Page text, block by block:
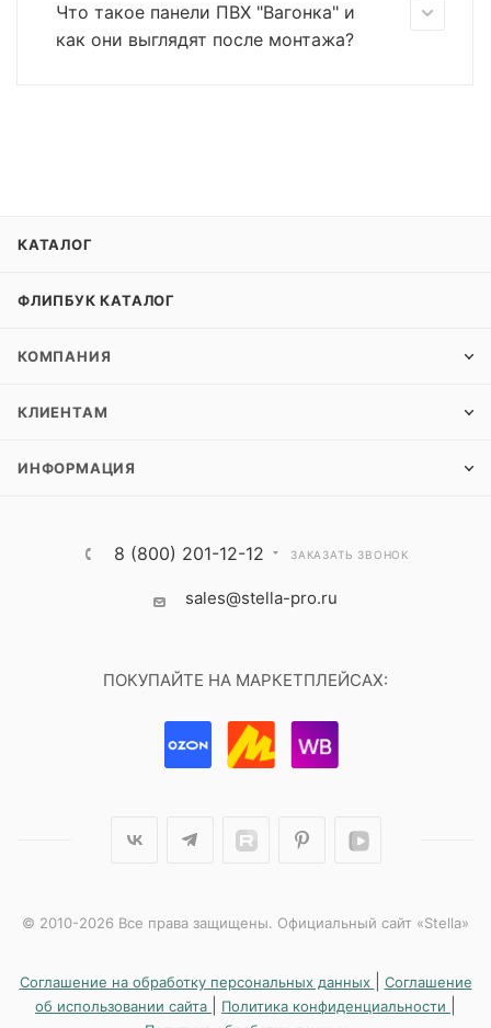
Что такое панели ПВХ "Вагонка" и
как они выглядят после монтажа?
КАТАЛОГ
ФЛИПБУК КАТАЛОГ
КОМПАНИЯ
КЛИЕНТАМ
ИНФОРМАЦИЯ
8 (800) 201-12-12 ЗАКАЗАТЬ ЗВОНОК
sales@stella-pro.ru
ПОКУПАЙТЕ НА МАРКЕТПЛЕЙСАХ:
© 2010-2026 Все права защищены. Официальный сайт «Stella»
Соглашение на обработку персональных данных
Соглашение
об использовании сайта
Политика конфиденциальности